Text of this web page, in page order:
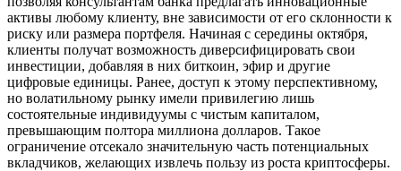
активы любому клиенту, вне зависимости от его склонности к
риску или размера портфеля. Начиная с середины октября,
клиенты получат возможность диверсифицировать свои
инвестиции, добавляя в них биткоин, эфир и другие
цифровые единицы. Ранее, доступ к этому перспективному,
но волатильному рынку имели привилегию лишь
состоятельные индивидуумы с чистым капиталом,
превышающим полтора миллиона долларов. Такое
ограничение отсекало значительную часть потенциальных
вкладчиков, желающих извлечь пользу из роста криптосферы.